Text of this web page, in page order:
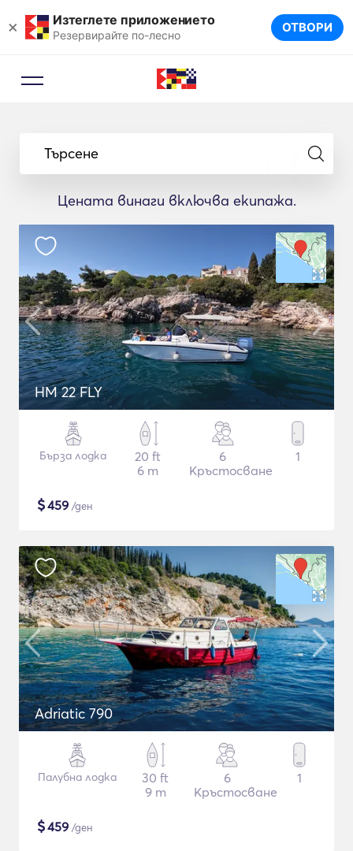
× Изтеглете приложението
Резервирайте по-лесно ОТВОРИ
Търсене
Цената винаги включва екипажа.
HM 22 FLY
Бърза лодка
20 ft
6 m
6
Кръстосване
1
$459 /ден
Adriatic 790
Палубна лодка
30 ft
9 m
6
Кръстосване
1
$459 /ден